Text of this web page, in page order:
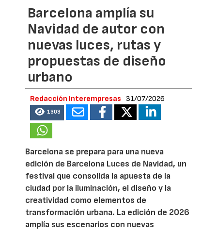
Barcelona amplía su
Navidad de autor con
nuevas luces, rutas y
propuestas de diseño
urbano
Redacción Interempresas 31/07/2026
1303
Barcelona se prepara para una nueva
edición de Barcelona Luces de Navidad, un
festival que consolida la apuesta de la
ciudad por la iluminación, el diseño y la
creatividad como elementos de
transformación urbana. La edición de 2026
amplía sus escenarios con nuevas